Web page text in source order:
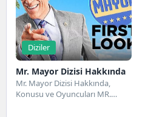
Diziler
Mr. Mayor Dizisi Hakkında
Mr. Mayor Dizisi Hakkında,
Konusu ve Oyuncuları MR.